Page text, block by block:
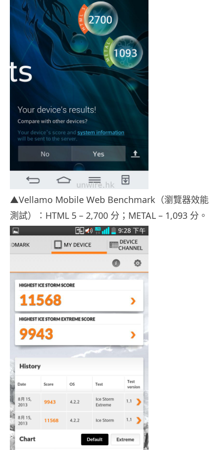
▲Vellamo Mobile Web Benchmark（瀏覽器效能
測試）：HTML 5 – 2,700 分；METAL – 1,093 分。